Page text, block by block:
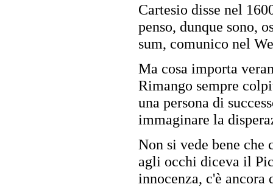
Cartesio disse nel
penso, dunque sono,
sum, comunico nel
Ma cosa importa
Rimango sempre
una persona di
immaginare la
Non si vede bene
agli occhi diceva il
innocenza, c'è ancora